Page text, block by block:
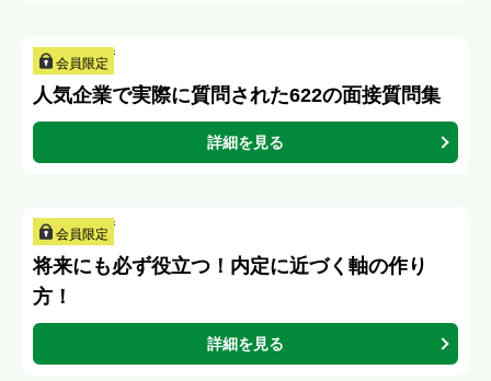
会員限定
人気企業で実際に質問された622の面接質問集
詳細を見る
会員限定
将来にも必ず役立つ！内定に近づく軸の作り
方！
詳細を見る